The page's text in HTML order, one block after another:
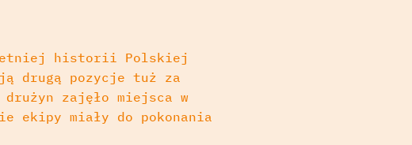
letniej historii Polskiej
drugą pozycje tuż za
zajęło miejsca w
ekipy miały do pokonania